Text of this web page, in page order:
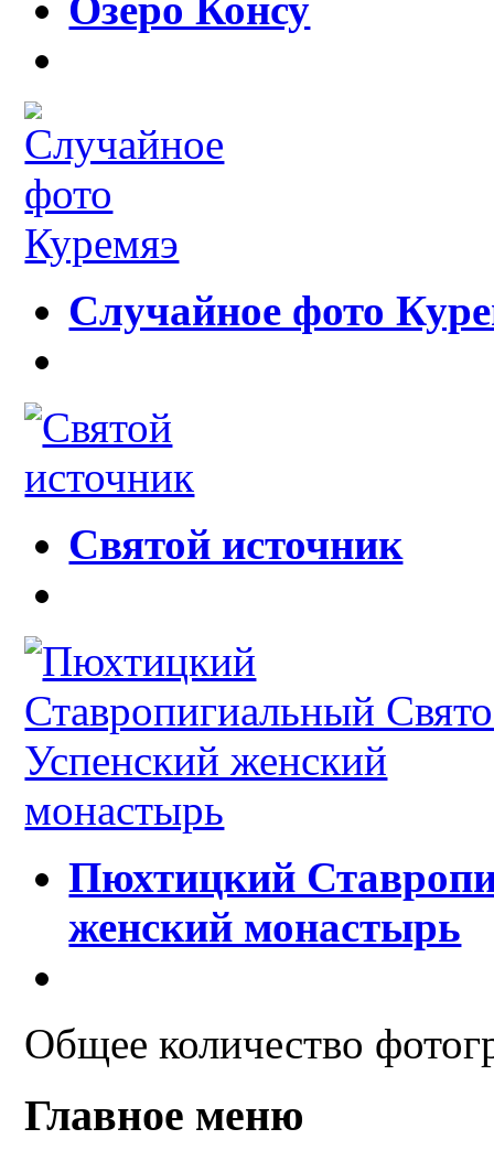
Случайное фото
Святой источник
Пюхтицкий
женский монастырь
Общее количество
Главное меню